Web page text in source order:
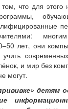
что для этого
многим
лет, они
и мир без
могут.
детям